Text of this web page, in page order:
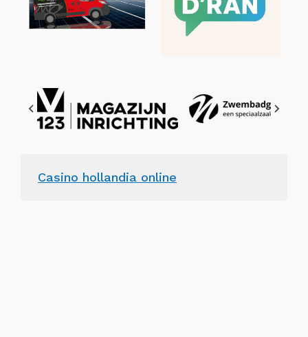
Casino hollandia online